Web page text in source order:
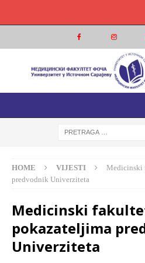
MEDICINSKI
MEDICINSKI FAKULTET
HOME VIJESTI
Medicinski
predvodnik Univerziteta
Medicinski
pokazateljima
Univerziteta